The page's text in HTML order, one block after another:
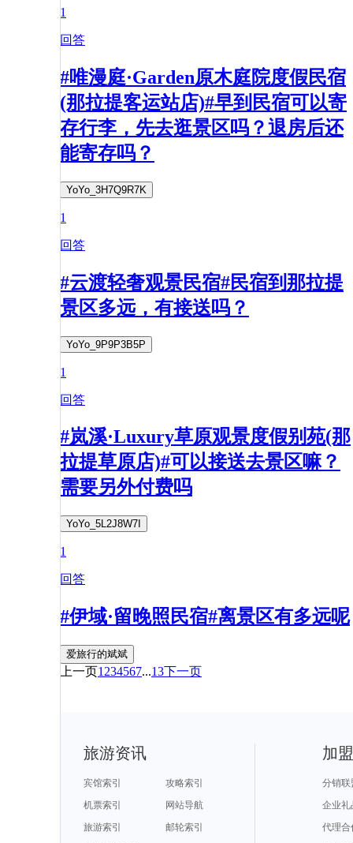
1
回答
#唯漫庭·Garden原木庭院度假民宿
(那拉提客运站店)#早到民宿可以寄
存行李，先去逛景区吗？退房后还
能寄存吗？
YoYo_3H7Q9R7K
1
回答
#云渡轻奢观景民宿#民宿到那拉提
景区多远，有接送吗？
YoYo_9P9P3B5P
1
回答
#岚溪·Luxury草原观景度假别苑(那
拉提草原店)#可以接送去景区嘛？
需要另外付费吗
YoYo_5L2J8W7I
1
回答
#伊域·留晚照民宿#离景区有多远呢
爱旅行的斌斌
上一页1 234567...13下一页
旅游资讯
宾馆索引
攻略索引
机票索引
网站导航
旅游索引
邮轮索引
加
分销联
企业礼
代理合